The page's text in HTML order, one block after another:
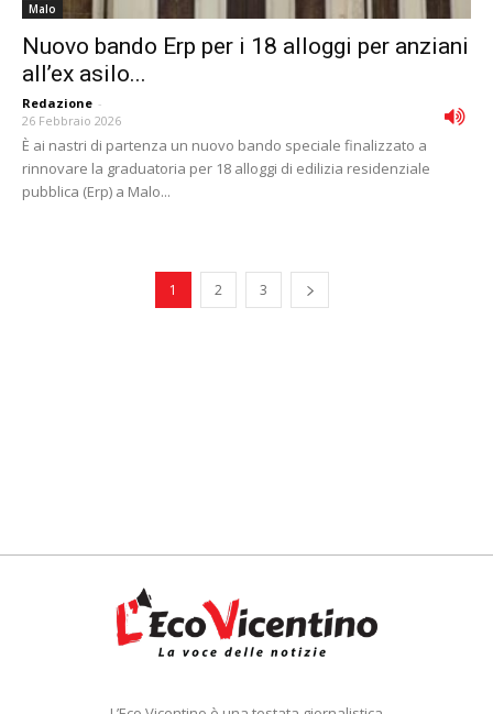
Malo
Nuovo bando Erp per i 18 alloggi per anziani
all’ex asilo...
Redazione -
26 Febbraio 2026
È ai nastri di partenza un nuovo bando speciale finalizzato a
rinnovare la graduatoria per 18 alloggi di edilizia residenziale
pubblica (Erp) a Malo...
1 2 3